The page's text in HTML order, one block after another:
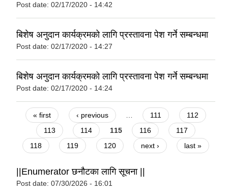
Post date: 02/17/2020 - 14:42
बिशेष अनुदान कार्यक्रमको लागि प्रस्तावना पेश गर्ने सम्बन्धमा
Post date: 02/17/2020 - 14:27
बिशेष अनुदान कार्यक्रमको लागि प्रस्तावना पेश गर्ने सम्बन्धमा
Post date: 02/17/2020 - 14:24
Pages
« first ‹ previous 111
112
113
114 115 116
117
118
119 120 next › last »
||Enumerator छनौटका लागि सूचना ||
Post date: 07/30/2026 - 16:01